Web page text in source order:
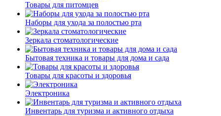
Товары для питомцев
Наборы для ухода за полостью рта
Зеркала стоматологические
Бытовая техника и товары для дома и сада
Товары для красоты и здоровья
Электроника
Инвентарь для туризма и активного отдыха